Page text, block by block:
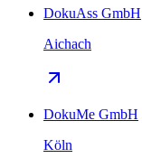
DokuAss GmbH
Aichach
DokuMe GmbH
Köln